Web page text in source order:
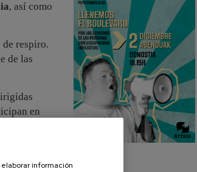
, así como
respiro.
de las
en
en
información